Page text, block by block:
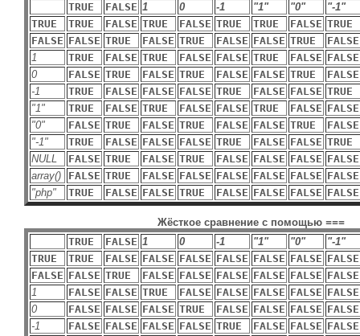
TRUE
FALSE 1 0 -1 "1" "0"
"-1"
TRUE
TRUE FALSE TRUE FALSE TRUE TRUE FALSE TRUE
FALSE FALSE TRUE FALSE TRUE FALSE FALSE TRUE
FALSE
1
TRUE FALSE TRUE FALSE FALSE TRUE FALSE FALSE
0
FALSE TRUE FALSE TRUE FALSE FALSE TRUE
FALSE
-1
TRUE FALSE FALSE FALSE TRUE FALSE FALSE TRUE
"1"
TRUE FALSE TRUE FALSE FALSE TRUE FALSE FALSE
"0"
FALSE TRUE FALSE TRUE FALSE FALSE TRUE
FALSE
"-1"
TRUE FALSE FALSE FALSE TRUE FALSE FALSE TRUE
NULL
FALSE TRUE FALSE TRUE FALSE FALSE FALSE FALSE
array()
FALSE TRUE FALSE FALSE FALSE FALSE FALSE FALSE
"php"
TRUE FALSE FALSE TRUE FALSE FALSE FALSE FALSE
Жёсткое сравнение с помощью ===
TRUE
FALSE 1 0 -1 "1" "0"
"-1"
TRUE
TRUE FALSE FALSE FALSE FALSE FALSE FALSE FALSE
FALSE FALSE TRUE FALSE FALSE FALSE FALSE FALSE FALSE
1
FALSE FALSE TRUE FALSE FALSE FALSE FALSE FALSE
0
FALSE FALSE FALSE TRUE FALSE FALSE FALSE FALSE
-1
FALSE FALSE FALSE FALSE TRUE FALSE FALSE FALSE